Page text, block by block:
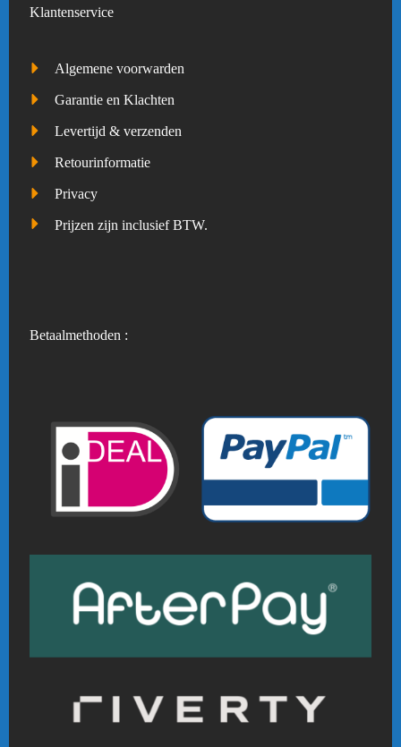
Klantenservice
Algemene voorwarden
Garantie en Klachten
Levertijd & verzenden
Retourinformatie
Privacy
Prijzen zijn inclusief BTW.
Betaalmethoden :